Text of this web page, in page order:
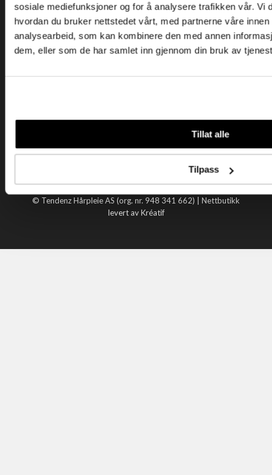
sosiale mediefunksjoner og for å analysere trafikken vår. Vi
hvordan du bruker nettstedet vårt, med partnerne våre
analysearbeid, som kan kombinere den med annen
dem, eller som de har samlet inn gjennom din bruk av
Tillat alle
Tilpass
Telefon: +47 22 92 50 00
E-post: kundeservice@tendenz.net
Nyttige lenker
Datablad
Om oss
Handle hos oss
© Tendenz Hårpleie AS (org. nr. 948 341 662) | Nettbutikk
levert av Kréatif